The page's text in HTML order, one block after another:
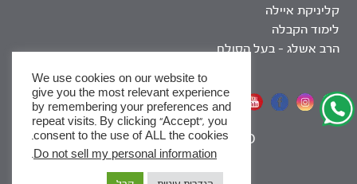
קליניקת איילה
לימוד הקבלה
הרב אשלג – בעל הסולם
אתר שומר שבת
SEO
|
We use cookies on our website to
give you the most relevant experience
by remembering your preferences and
repeat visits. By clicking “Accept”, you
consent to the use of ALL the cookies.
Do not sell my personal information
.
x